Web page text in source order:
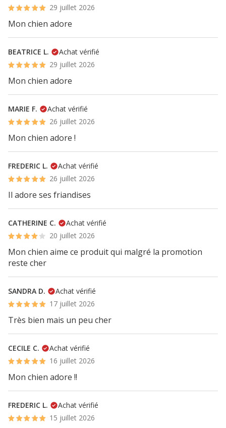
29 juillet 2026
Mon chien adore
BEATRICE L.
Achat vérifié
29 juillet 2026
Mon chien adore
MARIE F.
Achat vérifié
26 juillet 2026
Mon chien adore !
FREDERIC L.
Achat vérifié
26 juillet 2026
Il adore ses friandises
CATHERINE C.
Achat vérifié
20 juillet 2026
Mon chien aime ce produit qui malgré la promotion
reste cher
SANDRA D.
Achat vérifié
17 juillet 2026
Très bien mais un peu cher
CECILE C.
Achat vérifié
16 juillet 2026
Mon chien adore !!
FREDERIC L.
Achat vérifié
15 juillet 2026